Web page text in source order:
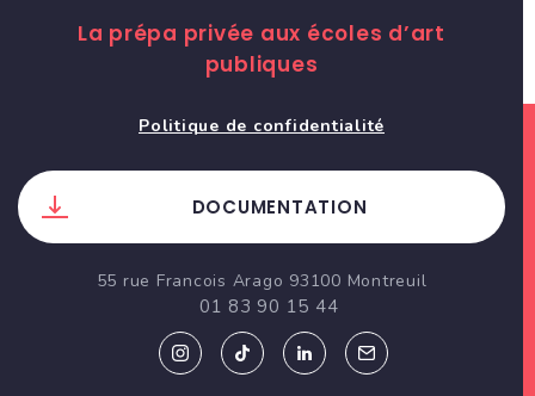
La prépa privée aux écoles d’art
publiques
Politique de confidentialité
DOCUMENTATION
55 rue Francois Arago 93100 Montreuil
01 83 90 15 44